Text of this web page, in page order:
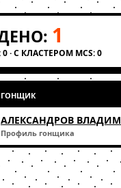
1
· С КЛАСТЕРОМ MCS: 0
ГОНЩИК
АЛЕКСАНДРОВ
Профиль гонщика